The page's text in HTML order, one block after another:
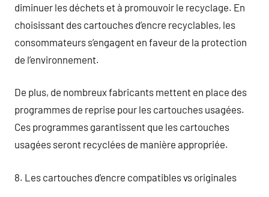
diminuer les déchets et à promouvoir le recyclage. En
choisissant des cartouches d’encre recyclables, les
consommateurs s’engagent en faveur de la protection
de l’environnement.
De plus, de nombreux fabricants mettent en place des
programmes de reprise pour les cartouches usagées.
Ces programmes garantissent que les cartouches
usagées seront recyclées de manière appropriée.
8. Les cartouches d’encre compatibles vs originales